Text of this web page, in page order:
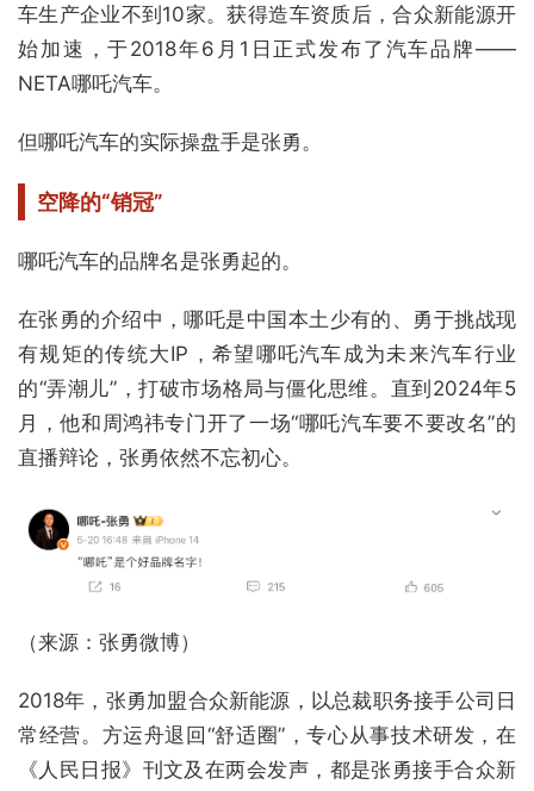
车生产企业不到10家。获得造车资质后，合众新能源开
始加速，于2018年6月1日正式发布了汽车品牌——
NETA哪吒汽车。
但哪吒汽车的实际操盘手是张勇。
空降的“销冠”
哪吒汽车的品牌名是张勇起的。
在张勇的介绍中，哪吒是中国本土少有的、勇于挑战现
有规矩的传统大IP，希望哪吒汽车成为未来汽车行业
的“弄潮儿”，打破市场格局与僵化思维。直到2024年5
月，他和周鸿祎专门开了一场“哪吒汽车要不要改名”的
直播辩论，张勇依然不忘初心。
（来源：张勇微博）
2018年，张勇加盟合众新能源，以总裁职务接手公司日
常经营。方运舟退回“舒适圈”，专心从事技术研发，在
《人民日报》刊文及在两会发声，都是张勇接手合众新